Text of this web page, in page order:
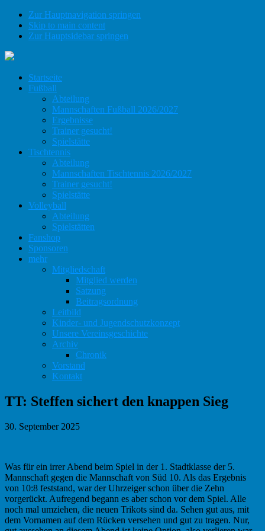
Zur Hauptnavigation springen
Skip to main content
Zur Hauptsidebar springen
Startseite
Fußball
Abteilung
Mannschaften Fußball 2026/2027
Ergebnisse
Trainer gesucht!
Spielstätte
Tischtennis
Abteilung
Mannschaften Tischtennis 2026/2027
Trainer gesucht!
Spielstätte
Volleyball
Abteilung
Spielstätten
Fanshop
Sponsoren
mehr
Mitgliedschaft
Mitglied werden
Satzung
Beitragsordnung
Leitbild
Kinder- und Jugendschutzkonzept
Unsere Vereinsgeschichte
Archiv
Chronik
Vorstand
Kontakt
TT: Steffen sichert den knappen Sieg
30. September 2025
Was für ein irrer Abend beim Spiel in der 1. Stadtklasse der 5.
Mannschaft gegen die Mannschaft von Süd 10. Als das Ergebnis
von 10:8 feststand, war der Uhrzeiger schon über die Zehn
vorgerückt. Aufregend begann es aber schon vor dem Spiel. Alle
noch mal umziehen, die neuen Trikots sind da. Sehen gut aus, mit
dem Vornamen auf dem Rücken versehen und gut zu tragen. Nur,